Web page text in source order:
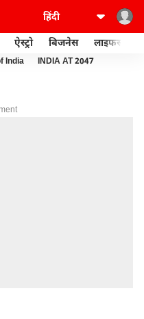
ऐस्ट्रो बिजनेस लाइफस्टाइल
India INDIA AT 2047